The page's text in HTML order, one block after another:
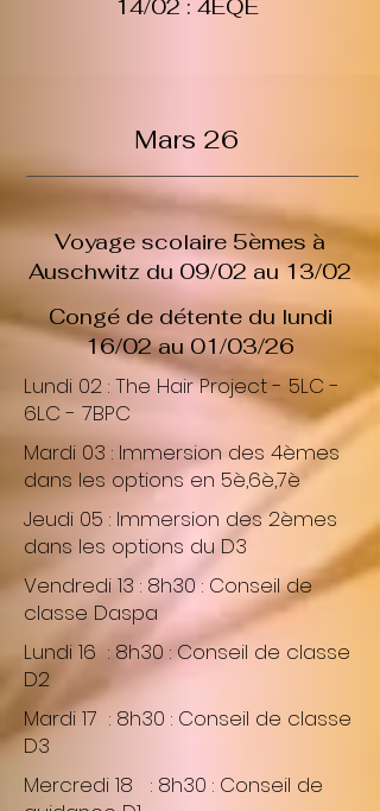
14/02 : 4EQE
Mars 26
Voyage scolaire 5èmes à
Auschwitz du 09/02 au 13/02
Congé de détente du lundi
16/02 au 01/03/26
Lundi 02 : The Hair Project - 5LC -
6LC - 7BPC
Mardi 03 : Immersion des 4èmes
dans les options en 5è,6è,7è
Jeudi 05 : Immersion des 2èmes
dans les options du D3
Vendredi 13 : 8h30 : Conseil de
classe Daspa
Lundi 16 : 8h30 : Conseil de classe
D2
Mardi 17 : 8h30 : Conseil de classe
D3
Mercredi 18 : 8h30 : Conseil de